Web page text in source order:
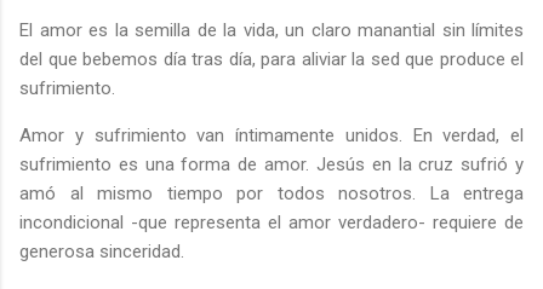
El amor es la semilla de la vida, un claro manantial sin límites
del que bebemos día tras día, para aliviar la sed que produce el
sufrimiento.
Amor y sufrimiento van íntimamente unidos. En verdad, el
sufrimiento es una forma de amor. Jesús en la cruz sufrió y
amó al mismo tiempo por todos nosotros. La entrega
incondicional -que representa el amor verdadero- requiere de
generosa sinceridad.